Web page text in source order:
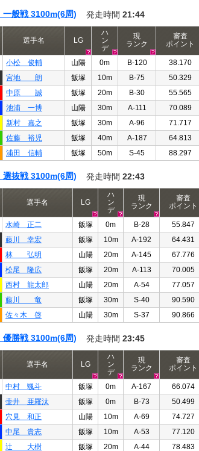
般戦 3100m(6周) 発走時間 21:44
選手名 LG
ハ
ン
デ
現
ランク
審査
ポイント
小松 俊輔 山陽 0m B-120 38.170
宮地 朗 飯塚 10m B-75 50.329
中原 誠 飯塚 20m B-30 55.565
池浦 一博 山陽 30m A-111 70.089
新村 嘉之 飯塚 30m A-96 71.717
佐藤 裕児 飯塚 40m A-187 64.813
浦田 信輔 飯塚 50m S-45 88.297
抜戦 3100m(6周) 発走時間 22:43
選手名 LG
ハ
ン
デ
現
ランク
審査
ポイント
水崎 正二 飯塚 0m B-28 55.847
藤川 幸宏 飯塚 10m A-192 64.431
林 弘明 山陽 20m A-145 67.776
松尾 隆広 飯塚 20m A-113 70.005
西村 龍太郎 山陽 20m A-54 77.057
藤川 竜 飯塚 30m S-40 90.590
佐々木 啓 山陽 30m S-37 90.866
勝戦 3100m(6周) 発走時間 23:45
選手名 LG
ハ
ン
デ
現
ランク
審査
ポイント
中村 颯斗 飯塚 0m A-167 66.074
壷井 亜羅汰 飯塚 0m B-73 50.499
穴見 和正 山陽 10m A-69 74.727
中尾 貴志 飯塚 10m A-53 77.120
辻 大樹 飯塚 20m A-44 78.483